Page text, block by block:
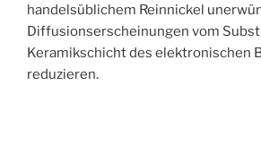
handelsüblichem Reinnickel
Diffusionserscheinungen vom
Keramikschicht des elektronischen
reduzieren.